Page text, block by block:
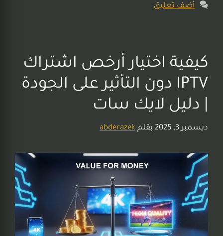
أضف تعليق
كيفية اختيار أرخص اشتراك
IPTV دون التأثير على الجودة
| دليل لايك سات
ديسمبر 3, 2025 بقلم abderazek